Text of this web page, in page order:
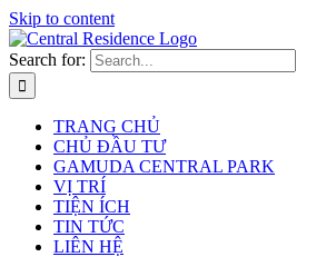
Skip to content
Search for:
TRANG CHỦ
CHỦ ĐẦU TƯ
GAMUDA CENTRAL PARK
VỊ TRÍ
TIỆN ÍCH
TIN TỨC
LIÊN HỆ